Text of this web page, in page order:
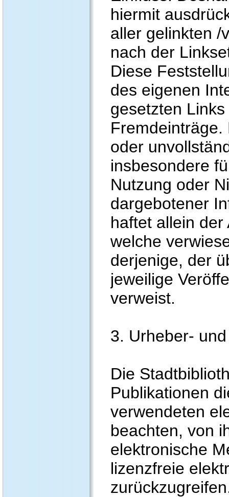
hiermit
aller gelinkten /
nach der
Diese
des eigenen
gesetzten
oder
insbesondere
Nutzung oder
dargebotener
haftet allein
welche
derjenige, der
jeweilige
verweist.
3. Urheber-
Die
Publikationen
verwendeten
beachten, von
elektronische
lizenzfreie